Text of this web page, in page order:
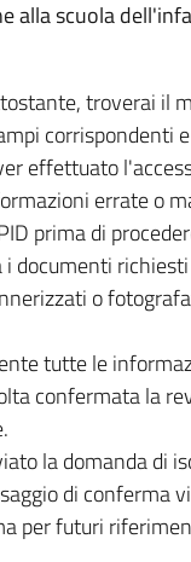
alla scuola
troverai il
corrispondenti
effettuato
errate o
prima di
i documenti
o
tutte le
confermata la
la domanda di
di conferma
per futuri